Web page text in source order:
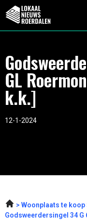
GL
k.k.]
12-1-2024
Woonplaats te koop
Godsweerdersingel 34 G